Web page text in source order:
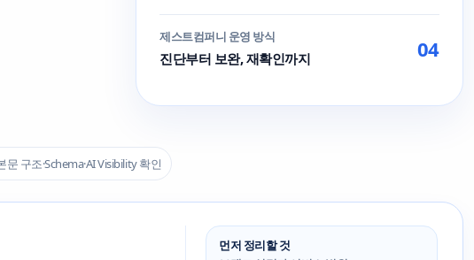
제스트컴퍼니 운영 방식
진단부터 보완, 재확인까지 04
문 구조·Schema·AI Visibility 확인
먼저 정리할 것